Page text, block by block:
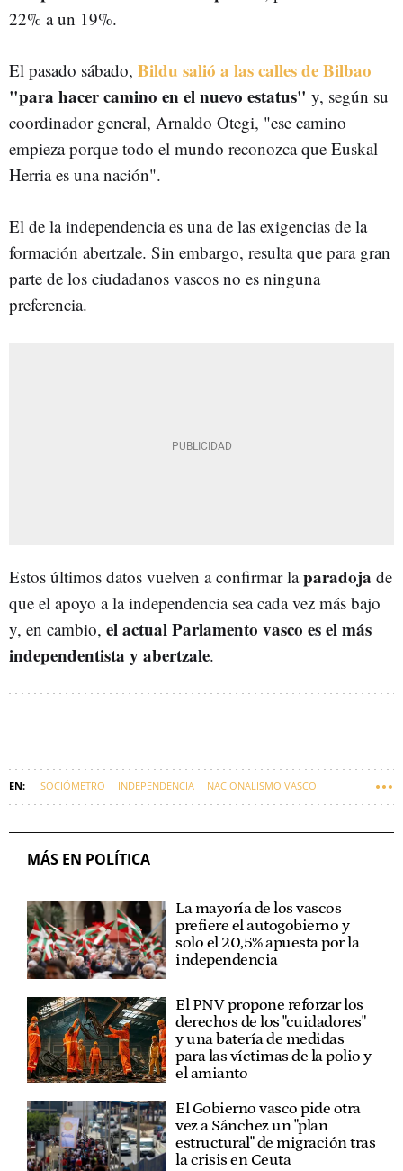
22% a un 19%.
El pasado sábado, Bildu salió a las calles de Bilbao
"para hacer camino en el nuevo estatus" y, según su
coordinador general, Arnaldo Otegi, "ese camino
empieza porque todo el mundo reconozca que Euskal
Herria es una nación".
El de la independencia es una de las exigencias de la
formación abertzale. Sin embargo, resulta que para gran
parte de los ciudadanos vascos no es ninguna
preferencia.
Estos últimos datos vuelven a confirmar laparadoja de
que el apoyo a la independencia sea cada vez más bajo
y, en cambio, el actual Parlamento vasco es el más
independentista y abertzale.
SOCIÓMETRO INDEPENDENCIA NACIONALISMO VASCO
MÁS EN POLÍTICA
La mayoría de los vascos
prefiere el autogobierno y
solo el 20,5% apuesta por la
independencia
El PNV propone reforzar los
derechos de los "cuidadores"
y una batería de medidas
para las víctimas de la polio y
el amianto
El Gobierno vasco pide otra
vez a Sánchez un "plan
estructural" de migración tras
la crisis en Ceuta